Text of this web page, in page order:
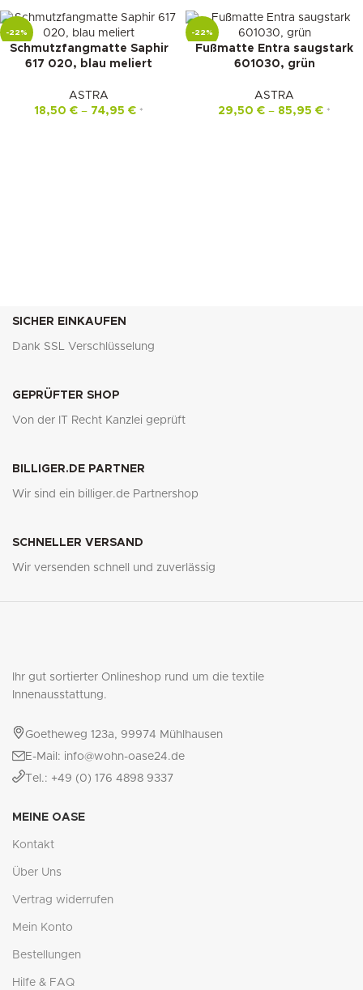
-22%
Schmutzfangmatte Saphir
617 020, blau meliert
ASTRA
18,50 € – 74,95 € *
-22%
Fußmatte Entra saugstark
601030, grün
ASTRA
29,50 € – 85,95 € *
SICHER EINKAUFEN
Dank SSL Verschlüsselung
GEPRÜFTER SHOP
Von der IT Recht Kanzlei geprüft
BILLIGER.DE PARTNER
Wir sind ein billiger.de Partnershop
SCHNELLER VERSAND
Wir versenden schnell und zuverlässig
Ihr gut sortierter Onlineshop rund um die textile
Innenausstattung.
Goetheweg 123a, 99974 Mühlhausen
E-Mail: info@wohn-oase24.de
Tel.: +49 (0) 176 4898 9337
MEINE OASE
Kontakt
Über Uns
Vertrag widerrufen
Mein Konto
Bestellungen
Hilfe & FAQ